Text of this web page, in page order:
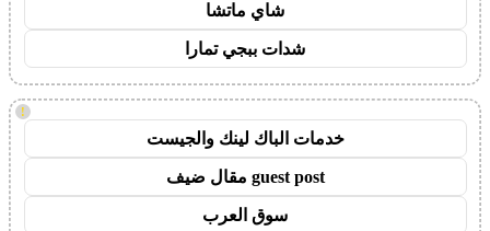
شاي ماتشا
شدات ببجي تمارا
!
خدمات الباك لينك والجيست
guest post مقال ضيف
سوق العرب